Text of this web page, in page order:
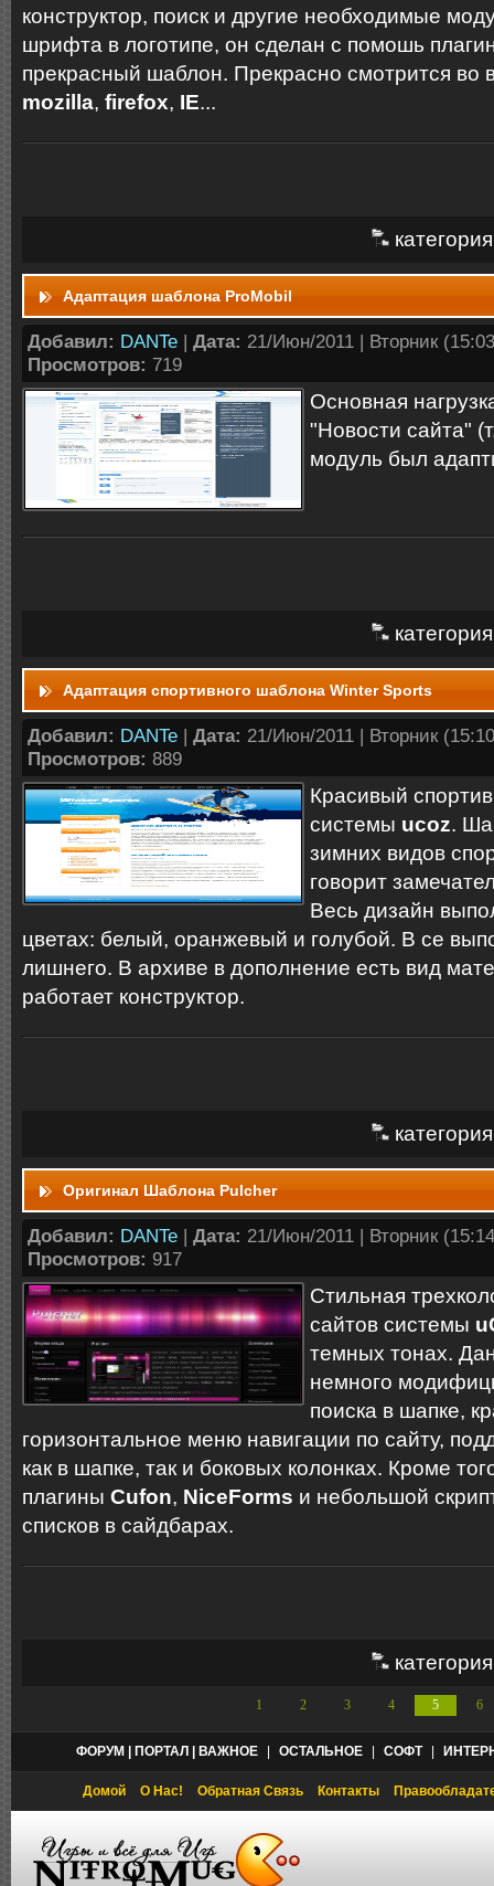
конструктор, поиск и другие необходимые
шрифта в логотипе, он сделан с помошь
прекрасный шаблон. Прекрасно смотрится во
mozilla, firefox, IE...
Адаптация шаблона ProMobil
Добавил: DANTe | Дата: 21/Июн/2011 | Вторник
Просмотров: 719
Основная
"Новости сайта"
модуль был
Адаптация спортивного шаблона Winter Sports
Добавил: DANTe | Дата: 21/Июн/2011 | Вторник
Просмотров: 889
Красивый
системы ucoz.
зимних видов
говорит
Весь дизайн
цветах: белый, оранжевый и голубой. В се
лишнего. В архиве в дополнение есть вид
работает конструктор.
Оригинал Шаблона Pulcher
Добавил: DANTe | Дата: 21/Июн/2011 | Вторник
Просмотров: 917
Стильная
сайтов системы
темных тонах.
немного
поиска в шапке,
горизонтальное меню навигации по сайту,
как в шапке, так и боковых колонках. Кроме
плагины Cufon, NiceForms и небольшой
списков в сайдбарах.
1 2 3 4 5 6
ФОРУМ | ПОРТАЛ | ВАЖНОЕ ОСТАЛЬНОЕ СОФТ
Домой О Нас! Обратная Связь Контакты